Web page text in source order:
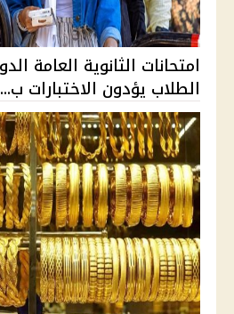
الطلاب يؤدون الاختبارات ب...